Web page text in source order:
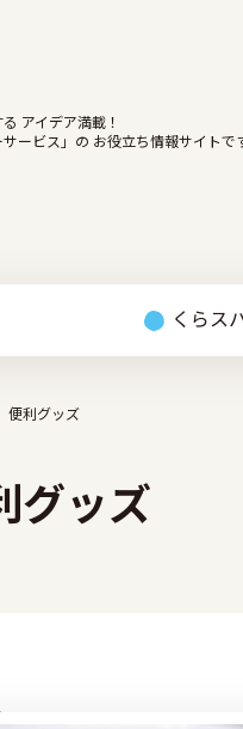
アイデア満載！
ービス」の お役立ち情報サイトで
くらス
便利グッズ
グッズ